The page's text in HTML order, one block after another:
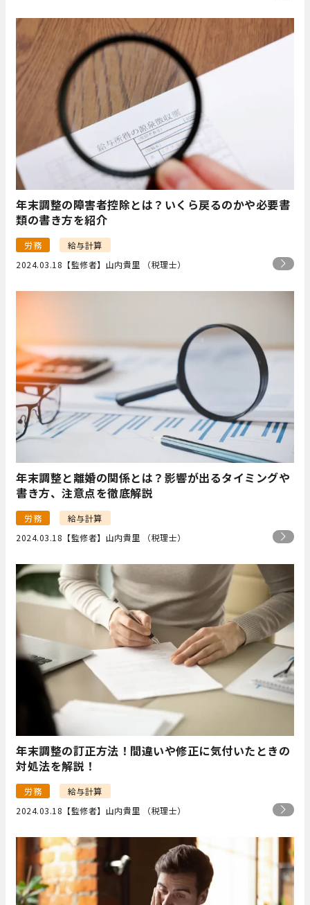
年末調整の障害者控除とは？いくら戻るのかや必要書
類の書き方を紹介
労務
給与計算
2024.03.18 【監修者】山内貴里 （税理士）
年末調整と離婚の関係とは？影響が出るタイミングや
書き方、注意点を徹底解説
労務
給与計算
2024.03.18 【監修者】山内貴里 （税理士）
年末調整の訂正方法！間違いや修正に気付いたときの
対処法を解説！
労務
給与計算
2024.03.18 【監修者】山内貴里 （税理士）